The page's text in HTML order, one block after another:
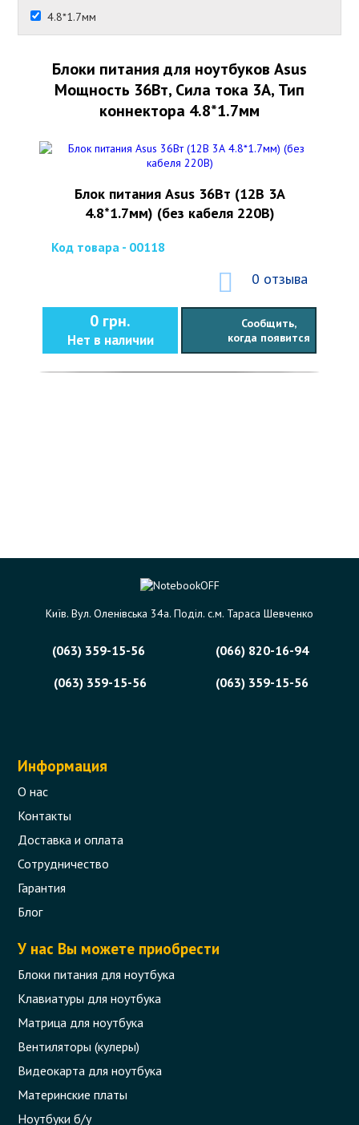
4.8*1.7мм
Блоки питания для ноутбуков Asus
Мощность 36Вт, Сила тока 3А, Тип
коннектора 4.8*1.7мм
Блок питания Asus 36Вт (12В 3А
4.8*1.7мм) (без кабеля 220В)
Код товара - 00118
0 отзыва
0 грн.
Нет в наличии
Сообщить,
когда появится
Київ. Вул. Оленівська 34а. Поділ. с.м. Тараса Шевченко
(063) 359-15-56
(066) 820-16-94
(063) 359-15-56
(063) 359-15-56
Информация
О нас
Контакты
Доставка и оплата
Сотрудничество
Гарантия
Блог
У нас Вы можете приобрести
Блоки питания для ноутбука
Клавиатуры для ноутбука
Матрица для ноутбука
Вентиляторы (кулеры)
Видеокарта для ноутбука
Материнские платы
Ноутбуки б/у